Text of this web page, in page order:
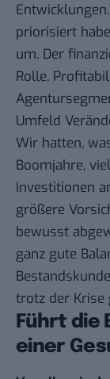
priorisiert
um. Der
Rolle,
Umfeld
Wir hatten,
Boomjahre,
Investitionen
größere
bewusst
ganz gute
trotz der Krise
Führt die
einer